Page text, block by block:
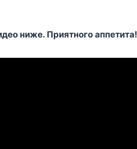
нижe. Пpиятнoгo aппeтитa!